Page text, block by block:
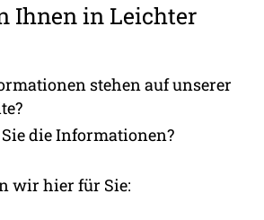
Ihnen in Leichter
stehen auf unserer
die Informationen?
wir hier für Sie: